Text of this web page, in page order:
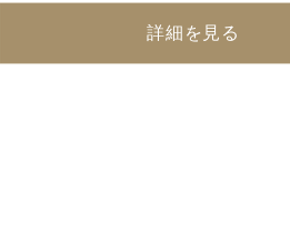
詳細を見る